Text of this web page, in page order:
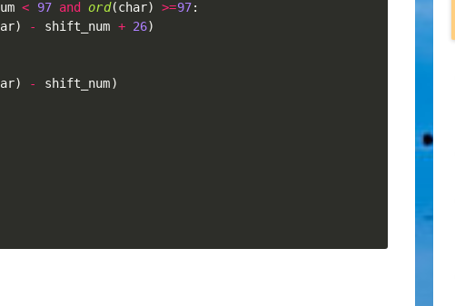
< 97 and ord(char) >=97:
) - shift_num + 26)
) - shift_num)